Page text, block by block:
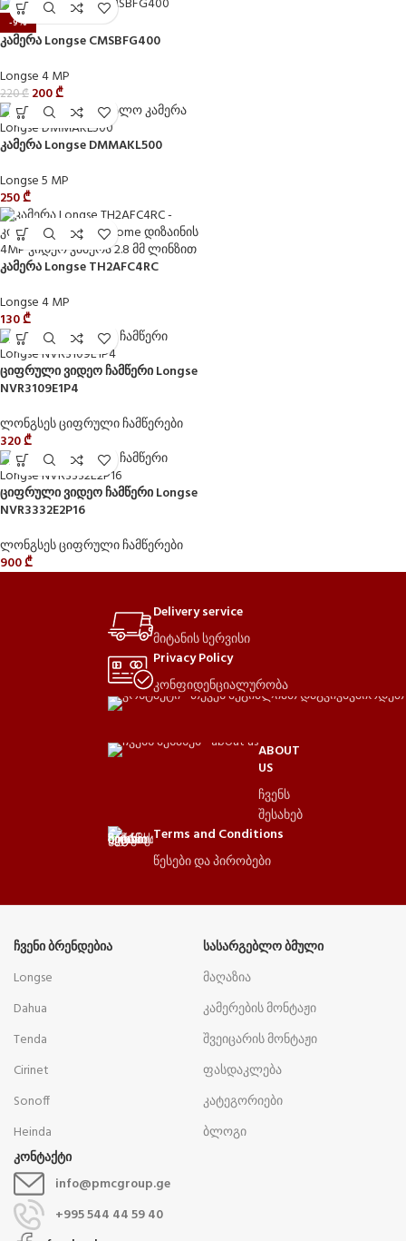
-9%
კამერა Longse CMSBFG400
Longse 4 MP
220₾ 200₾
კამერა Longse DMMAKL500
Longse 5 MP
250₾
კამერა Longse TH2AFC4RC
Longse 4 MP
130₾
ციფრული ვიდეო ჩამწერი Longse
NVR3109E1P4
ლონგსეს ციფრული ჩამწერები
320₾
ციფრული ვიდეო ჩამწერი Longse
NVR3332E2P16
ლონგსეს ციფრული ჩამწერები
900₾
Delivery service
მიტანის სერვისი
Privacy Policy
კონფიდენციალურობა
ABOUT
US
ჩვენს
შესახებ
Terms and Conditions
წესები და პირობები
ᲩᲕᲔᲜᲘ ᲑᲠᲔᲜᲓᲔᲑᲘᲐ
Longse
Dahua
Tenda
Cirinet
Sonoff
Heinda
ᲡᲐᲡᲐᲠᲒᲔᲑᲚᲝ ᲑᲛᲣᲚᲘ
მაღაზია
კამერების მონტაჟი
შვეიცარის მონტაჟი
ფასდაკლება
კატეგორიები
ბლოგი
კონტაქტი
info@pmcgroup.ge
+995 544 44 59 40